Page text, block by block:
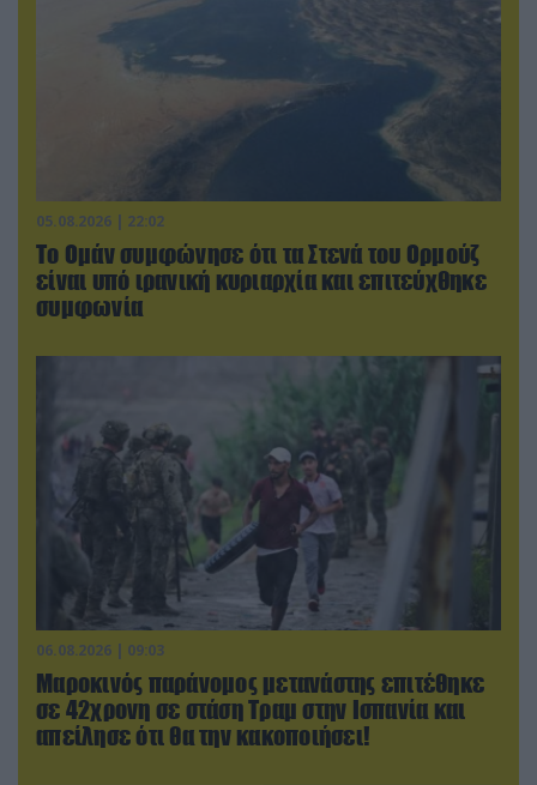
05.08.2026 | 22:02
Το Ομάν συμφώνησε ότι τα Στενά του Ορμούζ
είναι υπό ιρανική κυριαρχία και επιτεύχθηκε
συμφωνία
06.08.2026 | 09:03
Μαροκινός παράνομος μετανάστης επιτέθηκε
σε 42χρονη σε στάση Τραμ στην Ισπανία και
απείλησε ότι θα την κακοποιήσει!